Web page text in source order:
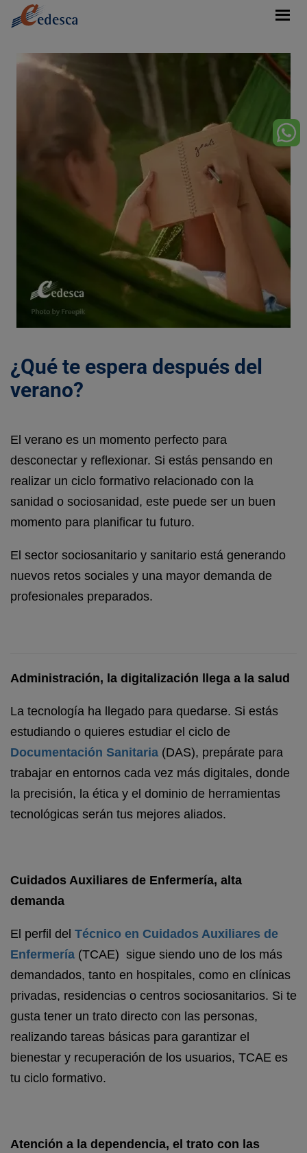
¿Qué te espera después del
verano?
El verano es un momento perfecto para
desconectar y reflexionar. Si estás pensando en
realizar un ciclo formativo relacionado con la
sanidad o sociosanidad, este puede ser un buen
momento para planificar tu futuro.
El sector sociosanitario y sanitario está generando
nuevos retos sociales y una mayor demanda de
profesionales preparados.
Administración, la digitalización llega a la salud
La tecnología ha llegado para quedarse. Si estás
estudiando o quieres estudiar el ciclo de
Documentación Sanitaria (DAS), prepárate para
trabajar en entornos cada vez más digitales, donde
la precisión, la ética y el dominio de herramientas
tecnológicas serán tus mejores aliados.
Cuidados Auxiliares de Enfermería, alta
demanda
El perfil del Técnico en Cuidados Auxiliares de
Enfermería (TCAE) sigue siendo uno de los más
demandados, tanto en hospitales, como en clínicas
privadas, residencias o centros sociosanitarios. Si te
gusta tener un trato directo con las personas,
realizando tareas básicas para garantizar el
bienestar y recuperación de los usuarios, TCAE es
tu ciclo formativo.
Atención a la dependencia, el trato con las